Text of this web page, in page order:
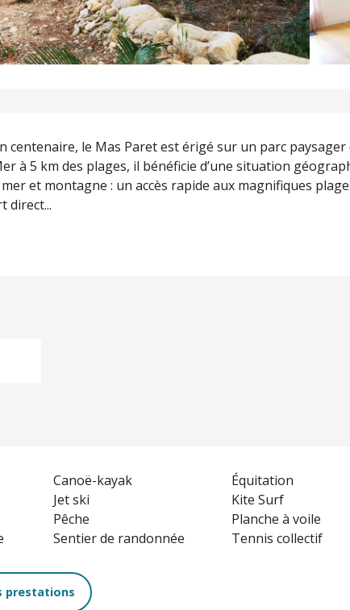
centenaire, le Mas Paret est érigé sur un parc paysager
à 5 km des plages, il bénéficie d’une situation
et montagne : un accès rapide aux magnifiques
direct...
Canoë-kayak
Équitation
Jet ski
Kite Surf
Pêche
Planche à voile
Sentier de randonnée Tennis collectif
prestations